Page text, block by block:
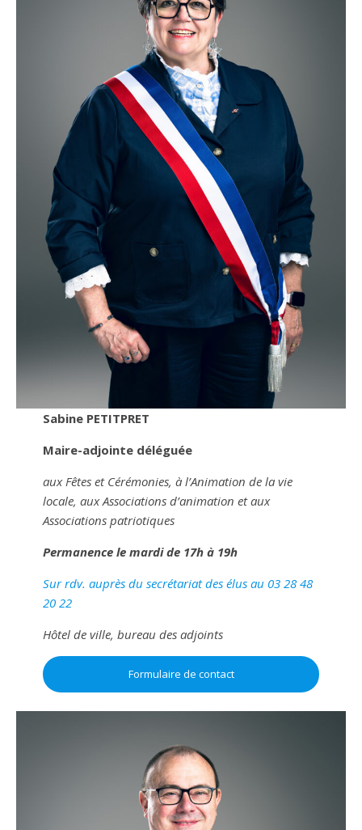
Sabine PETITPRET
Maire-adjointe déléguée
aux Fêtes et Cérémonies, à l’Animation de la vie
locale, aux Associations d’animation et aux
Associations patriotiques
Permanence le mardi de 17h à 19h
Sur rdv. auprès du secrétariat des élus au 03 28 48
20 22
Hôtel de ville, bureau des adjoints
Formulaire de contact